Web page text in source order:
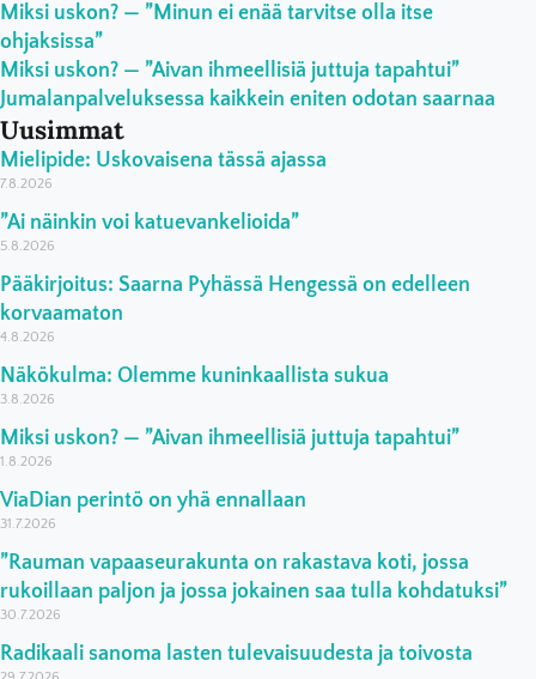
Miksi uskon? — ”Minun ei enää tarvitse olla itse
ohjaksissa”
Miksi uskon? — ”Aivan ihmeellisiä juttuja tapahtui”
Jumalanpalveluksessa kaikkein eniten odotan saarnaa
Uusimmat
Mielipide: Uskovaisena tässä ajassa
7.8.2026
”Ai näinkin voi katuevankelioida”
5.8.2026
Pääkirjoitus: Saarna Pyhässä Hengessä on edelleen
korvaamaton
4.8.2026
Näkökulma: Olemme kuninkaallista sukua
3.8.2026
Miksi uskon? — ”Aivan ihmeellisiä juttuja tapahtui”
1.8.2026
ViaDian perintö on yhä ennallaan
31.7.2026
”Rauman vapaaseurakunta on rakastava koti, jossa
rukoillaan paljon ja jossa jokainen saa tulla kohdatuksi”
30.7.2026
Radikaali sanoma lasten tulevaisuudesta ja toivosta